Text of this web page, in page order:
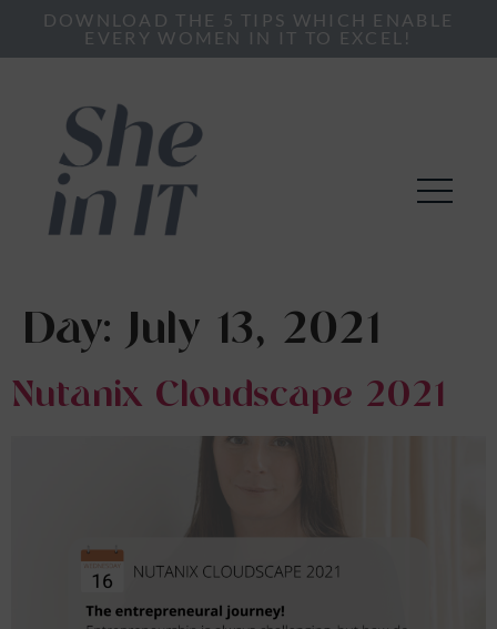
DOWNLOAD THE 5 TIPS WHICH ENABLE
EVERY WOMEN IN IT TO EXCEL!
Day: July 13, 2021
Nutanix Cloudscape 2021